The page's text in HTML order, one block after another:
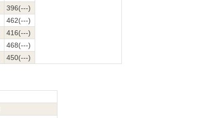
396(---)
462(---)
416(---)
468(---)
450(---)